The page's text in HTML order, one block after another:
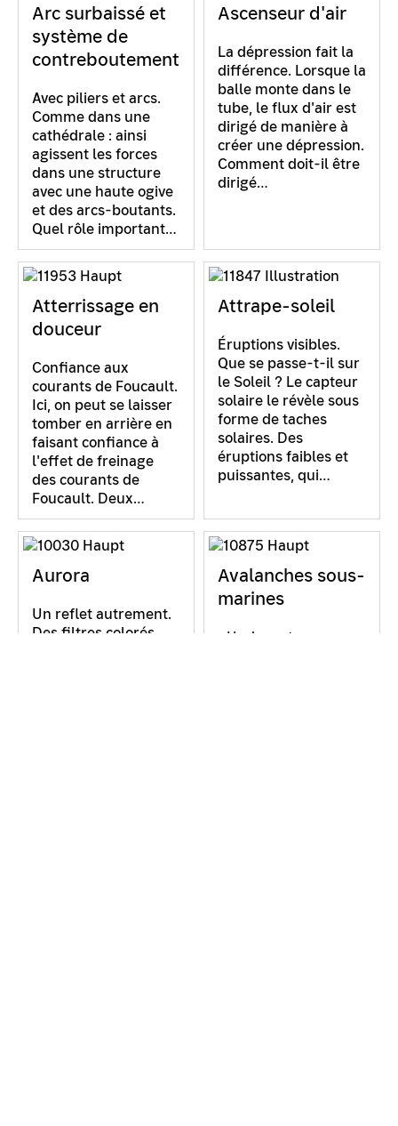
Arc surbaissé et
système de
contreboutement
Avec piliers et arcs.
Comme dans une
cathédrale : ainsi
agissent les forces
dans une structure
avec une haute ogive
et des arcs-boutants.
Quel rôle important…
Ascenseur d'air
La dépression fait la
différence. Lorsque la
balle monte dans le
tube, le flux d'air est
dirigé de manière à
créer une dépression.
Comment doit-il être
dirigé…
Atterrissage en
douceur
Confiance aux
courants de Foucault.
Ici, on peut se laisser
tomber en arrière en
faisant confiance à
l'effet de freinage
des courants de
Foucault. Deux…
Attrape-soleil
Éruptions visibles.
Que se passe-t-il sur
le Soleil ? Le capteur
solaire le révèle sous
forme de taches
solaires. Des
éruptions faibles et
puissantes, qui…
Aurora
Un reflet autrement.
Des filtres colorés
Avalanches sous-
marines
«Underwater